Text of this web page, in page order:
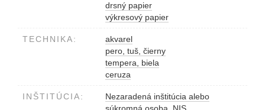
drsný papier
výkresový papier
TECHNIKA:
akvarel
pero, tuš, čierny
tempera, biela
ceruza
INŠTITÚCIA:
Nezaradená inštitúcia alebo